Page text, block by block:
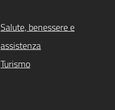
Salute, benessere e
assistenza
Turismo